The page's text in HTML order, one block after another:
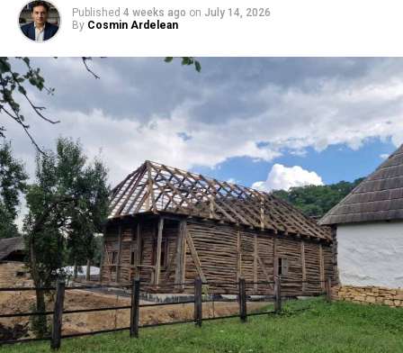
Published 4 weeks ago on July 14, 2026
By Cosmin Ardelean